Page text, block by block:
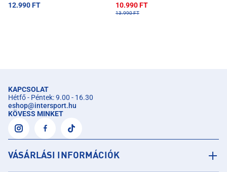
12.990 FT 10.990 FT
13.990 FT
KAPCSOLAT
Hétfő - Péntek: 9.00 - 16.30
eshop@intersport.hu
KÖVESS MINKET
VÁSÁRLÁSI INFORMÁCIÓK